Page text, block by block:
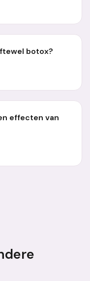
botox?
effecten van